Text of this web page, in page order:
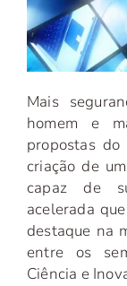
Mais
homem e
propostas
criação de
capaz de
acelerada
destaque na
entre os
Ciência e